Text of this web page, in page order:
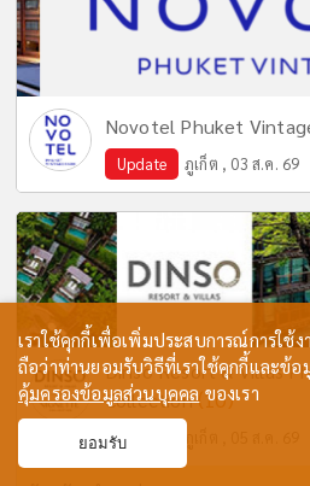
Novotel Phuket
Update ภูเก็ต , 03 ส.ค. 69
Dinso Resort & Villas
Collection(10)
Update
เราใช้คุกกี้เพื่อเพิ่มประสบการณ์การใช้
ถือว่าท่านยอมรับวิธีที่เราใช้คุกกี้และข้
คุ้มครองข้อมูลส่วนบุคคลของเรา
ยอมรับ